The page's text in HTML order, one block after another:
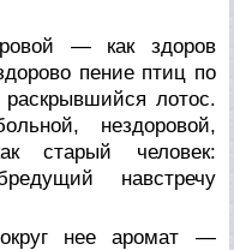
— как здоров
пение птиц по
раскрывшийся лотос.
нездоровой,
старый человек:
навстречу
нее аромат —